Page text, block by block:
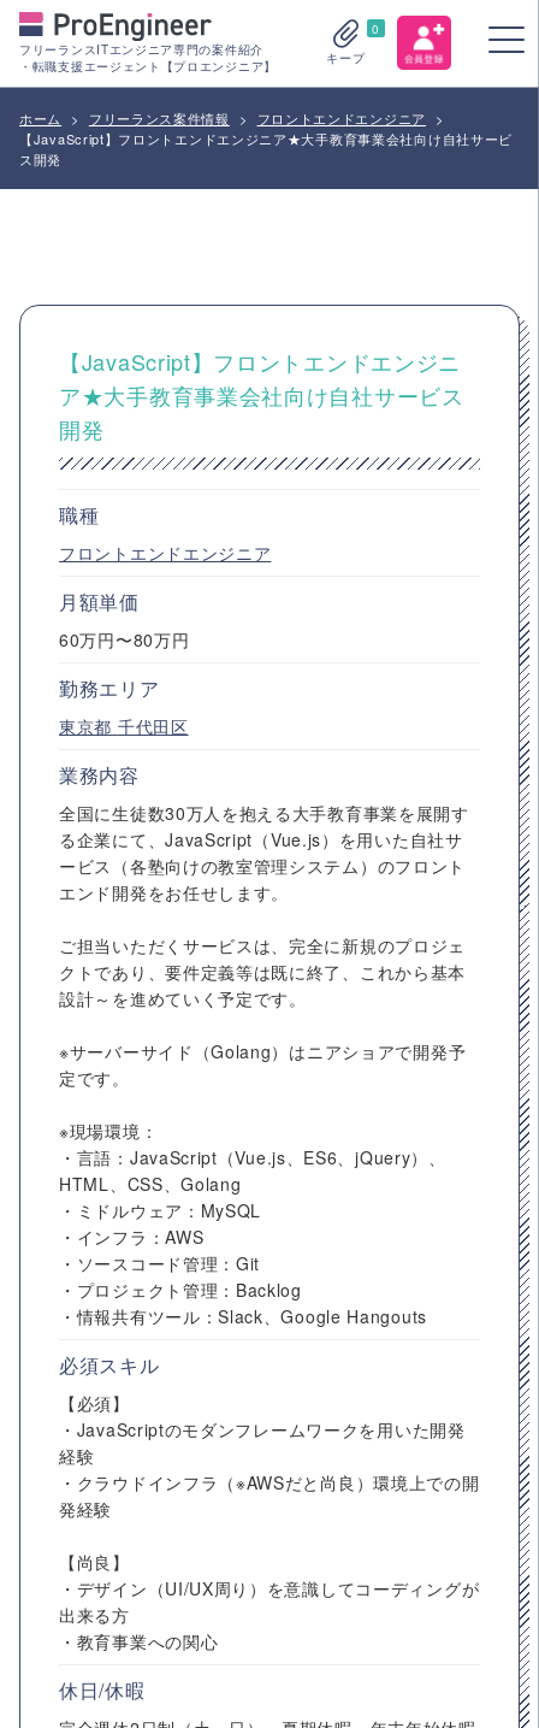
フリーランスITエンジニア専門の案件紹介
・転職支援エージェント【プロエンジニア】
0
キープ
ホーム > フリーランス案件情報 > フロントエンドエンジニア
>
【JavaScript】フロントエンドエンジニア★大手教育事業会社向け自社サービ
ス開発
【JavaScript】フロントエンドエンジニ
ア★大手教育事業会社向け自社サービス
開発
職種
フロントエンドエンジニア
月額単価
60万円〜80万円
勤務エリア
東京都 千代田区
業務内容
全国に生徒数30万人を抱える大手教育事業を展開す
る企業にて、JavaScript（Vue.js）を用いた自社サ
ービス（各塾向けの教室管理システム）のフロント
エンド開発をお任せします。
ご担当いただくサービスは、完全に新規のプロジェ
クトであり、要件定義等は既に終了、これから基本
設計～を進めていく予定です。
※サーバーサイド（Golang）はニアショアで開発予
定です。
※現場環境：
・言語：JavaScript（Vue.js、ES6、jQuery）、
HTML、CSS、Golang
・ミドルウェア：MySQL
・インフラ：AWS
・ソースコード管理：Git
・プロジェクト管理：Backlog
・情報共有ツール：Slack、Google Hangouts
必須スキル
【必須】
・JavaScriptのモダンフレームワークを用いた開発
経験
・クラウドインフラ（※AWSだと尚良）環境上での開
発経験
【尚良】
・デザイン（UI/UX周り）を意識してコーディングが
出来る方
・教育事業への関心
休日/休暇